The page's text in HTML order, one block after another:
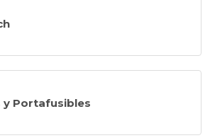
y Portafusibles